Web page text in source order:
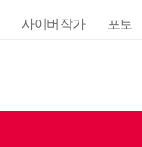
사이버작가 포토